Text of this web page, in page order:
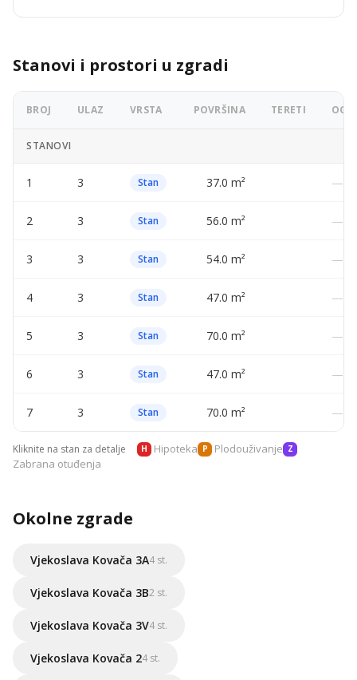
Stanovi i prostori u zgradi
BROJ ULAZ VRSTA POVRŠINA TERETI
STANOVI
1 3 Stan 37.0 m² —
2 3 Stan 56.0 m² —
3 3 Stan 54.0 m² —
4 3 Stan 47.0 m² —
5 3 Stan 70.0 m² —
6 3 Stan 47.0 m² —
7 3 Stan 70.0 m² —
Kliknite na stan za detalje H Hipoteka P Plodouživanje Z
Zabrana otuđenja
Okolne zgrade
Vjekoslava Kovača 3A4 st.
Vjekoslava Kovača 3B2 st.
Vjekoslava Kovača 3V4 st.
Vjekoslava Kovača 24 st.